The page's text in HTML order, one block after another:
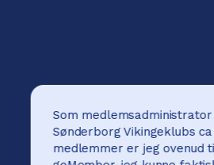
Som
Sønderborg Vikingeklubs
medlemmer er jeg ovenud